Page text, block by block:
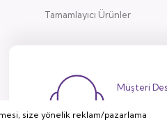
size yönelik reklam/pazarlama
Tamamlayıcı Ürünler
Müşteri
444